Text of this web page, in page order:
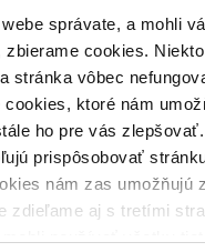
správate, a mohli
cookies.
stránka vôbec
ktoré nám
ho pre vás zlepšovať.
prispôsobovať
nám zas umožňujú
zdieľame aj s tretími